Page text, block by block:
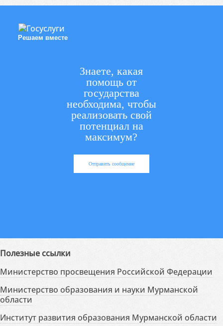
Решаем вместе
Знаете, какая
помощь от
государства
необходима, чтобы
реализовать свой
потенциал на
максимум?
Отправить сообщение
Полезные ссылки
Министерство просвещения Российской Федерации
Министерство образования и науки Мурманской
области
Институт развития образования Мурманской области